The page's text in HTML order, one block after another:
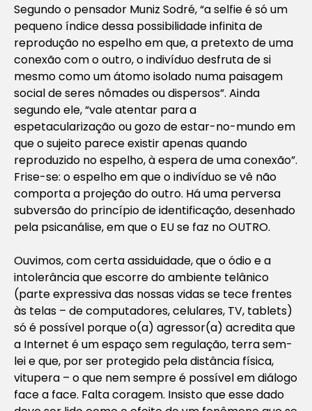
Segundo o pensador Muniz Sodré, “a selfie é só um
pequeno índice dessa possibilidade infinita de
reprodução no espelho em que, a pretexto de uma
conexão com o outro, o indivíduo desfruta de si
mesmo como um átomo isolado numa paisagem
social de seres nômades ou dispersos”. Ainda
segundo ele, “vale atentar para a
espetacularização ou gozo de estar-no-mundo em
que o sujeito parece existir apenas quando
reproduzido no espelho, à espera de uma conexão”.
Frise-se: o espelho em que o indivíduo se vê não
comporta a projeção do outro. Há uma perversa
subversão do princípio de identificação, desenhado
pela psicanálise, em que o EU se faz no OUTRO.
Ouvimos, com certa assiduidade, que o ódio e a
intolerância que escorre do ambiente telânico
(parte expressiva das nossas vidas se tece frentes
às telas – de computadores, celulares, TV, tablets)
só é possível porque o(a) agressor(a) acredita que
a Internet é um espaço sem regulação, terra sem-
lei e que, por ser protegido pela distância física,
vitupera – o que nem sempre é possível em diálogo
face a face. Falta coragem. Insisto que esse dado